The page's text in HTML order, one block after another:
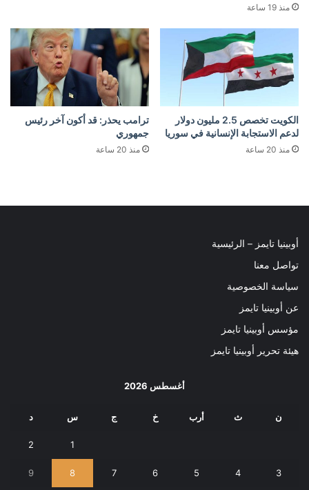
منذ 19 ساعة
الكويت تخصص 2.5 مليون دولار
لدعم الاستجابة الإنسانية في سوريا
منذ 20 ساعة
ترامب يحذر: قد أكون آخر رئيس
جمهوري
منذ 20 ساعة
أوبينيا تايمز – الرئيسية
تواصل معنا
سياسة الخصوصية
عن أوبينيا تايمز
مؤسس أوبينيا تايمز
هيئة تحرير أوبينيا تايمز
أغسطس 2026
ن ث أرب خ ج س د
1
2
3
4
5
6
7
8
9